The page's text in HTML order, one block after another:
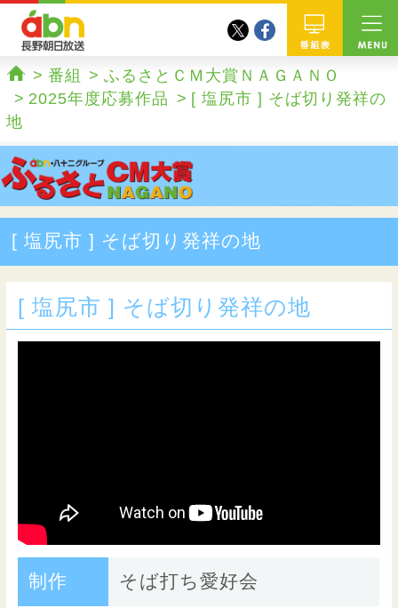
twitterfacebook
ホーム
番組
ふるさとＣＭ大賞ＮＡＧＡＮＯ
2025年度応募作品
[ 塩尻市 ] そば切り発祥の
地
[ 塩尻市 ] そば切り発祥の地
[ 塩尻市 ] そば切り発祥の地
制作 そば打ち愛好会